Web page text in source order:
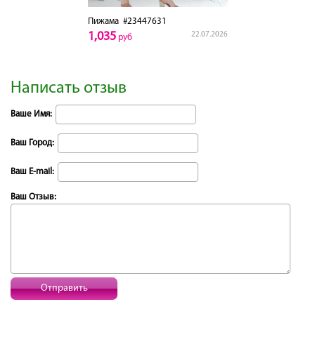
Пижама#23447631
22.07.2026
1,035руб
Написать отзыв
Ваше Имя:
Ваш Город:
Ваш E-mail:
Ваш Отзыв:
Отправить